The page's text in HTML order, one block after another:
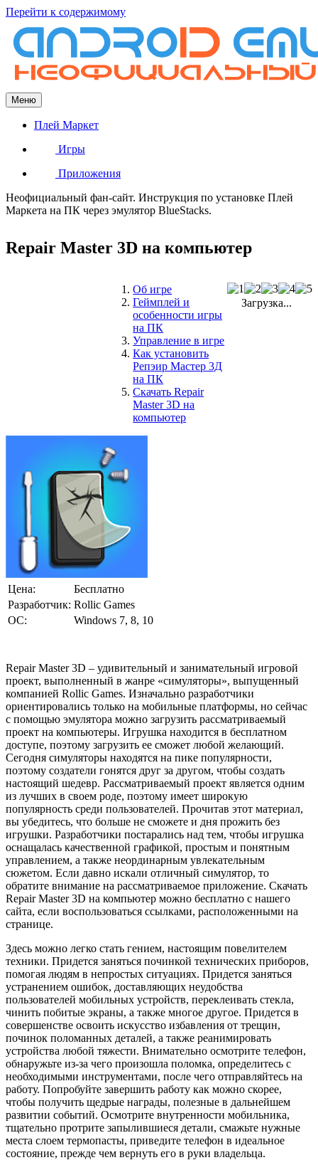
Перейти к содержимому
Меню
Плей Маркет
Игры
Приложения
Неофициальный фан-сайт. Инструкция по установке Плей
Маркета на ПК через эмулятор BlueStacks.
Repair Master 3D на компьютер
Загрузка...
Об игре
Геймплей и
особенности игры
на ПК
Управление в игре
Как установить
Репэир Мастер 3Д
на ПК
Скачать Repair
Master 3D на
компьютер
Цена:
Бесплатно
Разработчик: Rollic Games
ОС:
Windows 7, 8, 10
Repair Master 3D – удивительный и занимательный игровой
проект, выполненный в жанре «симуляторы», выпущенный
компанией Rollic Games. Изначально разработчики
ориентировались только на мобильные платформы, но сейчас
с помощью эмулятора можно загрузить рассматриваемый
проект на компьютеры. Игрушка находится в бесплатном
доступе, поэтому загрузить ее сможет любой желающий.
Сегодня симуляторы находятся на пике популярности,
поэтому создатели гонятся друг за другом, чтобы создать
настоящий шедевр. Рассматриваемый проект является одним
из лучших в своем роде, поэтому имеет широкую
популярность среди пользователей. Прочитав этот материал,
вы убедитесь, что больше не сможете и дня прожить без
игрушки. Разработчики постарались над тем, чтобы игрушка
оснащалась качественной графикой, простым и понятным
управлением, а также неординарным увлекательным
сюжетом. Если давно искали отличный симулятор, то
обратите внимание на рассматриваемое приложение. Скачать
Repair Master 3D на компьютер можно бесплатно с нашего
сайта, если воспользоваться ссылками, расположенными на
странице.
Здесь можно легко стать гением, настоящим повелителем
техники. Придется заняться починкой технических приборов,
помогая людям в непростых ситуациях. Придется заняться
устранением ошибок, доставляющих неудобства
пользователей мобильных устройств, переклеивать стекла,
чинить побитые экраны, а также многое другое. Придется в
совершенстве освоить искусство избавления от трещин,
починок поломанных деталей, а также реанимировать
устройства любой тяжести. Внимательно осмотрите телефон,
обнаружьте из-за чего произошла поломка, определитесь с
необходимыми инструментами, после чего отправляйтесь на
работу. Попробуйте завершить работу как можно скорее,
чтобы получить щедрые награды, полезные в дальнейшем
развитии событий. Осмотрите внутренности мобильника,
тщательно протрите запылившиеся детали, смажьте нужные
места слоем термопасты, приведите телефон в идеальное
состояние, прежде чем вернуть его в руки владельца.